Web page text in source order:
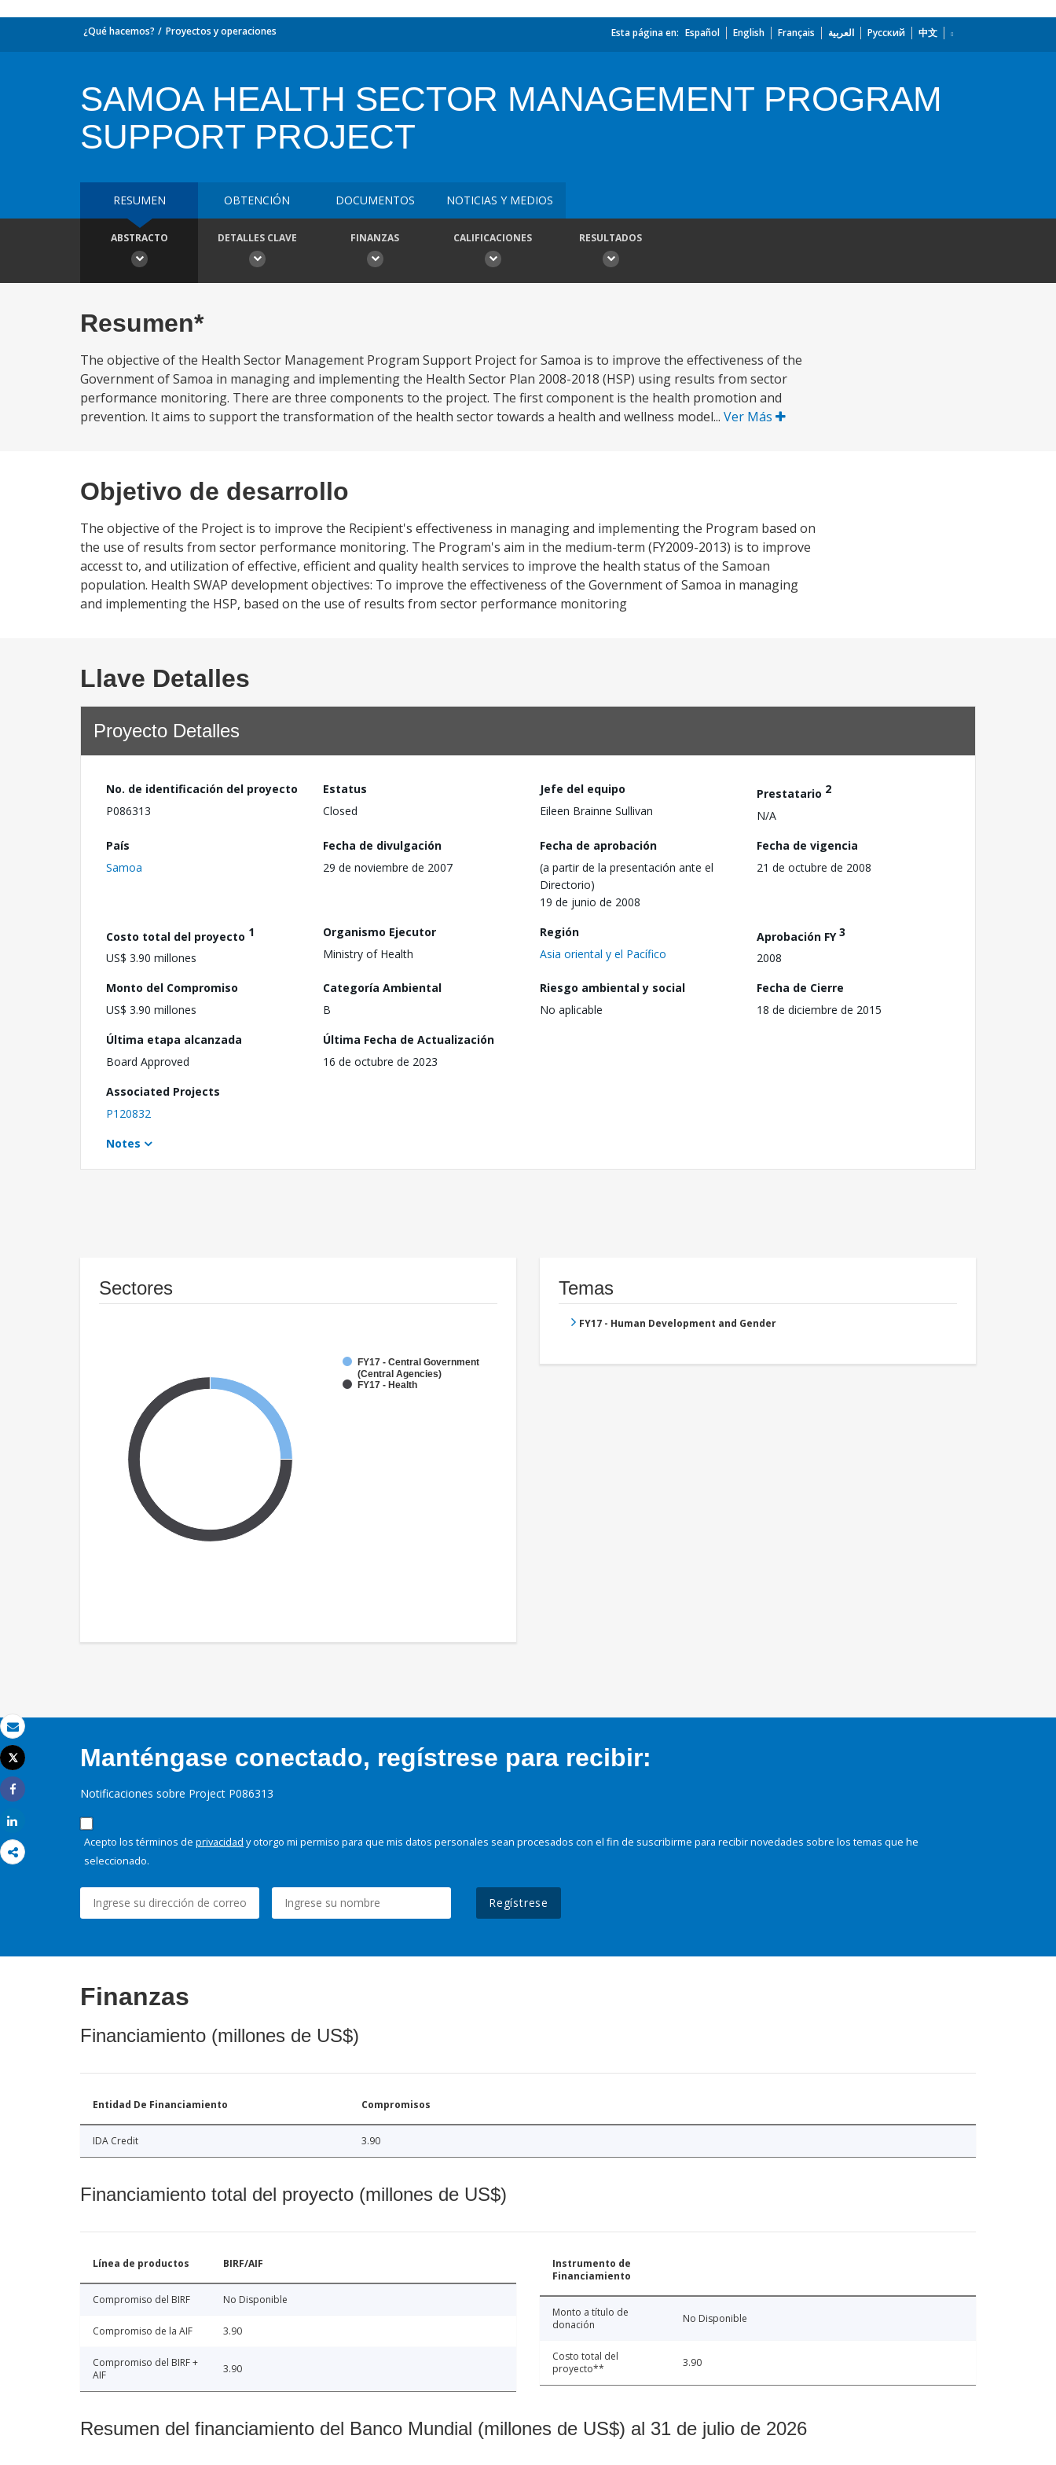
Correo electrónico
Imprimir
Tweet
Share
¿Qué hacemos? Proyectos y operaciones Esta página en: Español English Français العربية Русский 中文
SAMOA HEALTH SECTOR MANAGEMENT PROGRAM
SUPPORT PROJECT
RESUMEN OBTENCIÓN DOCUMENTOS NOTICIAS Y MEDIOS
ABSTRACTO DETALLES CLAVE FINANZAS CALIFICACIONES RESULTADOS
Resumen*
The objective of the Health Sector Management Program Support Project for Samoa is to improve the effectiveness of the
Government of Samoa in managing and implementing the Health Sector Plan 2008-2018 (HSP) using results from sector
performance monitoring. There are three components to the project. The first component is the health promotion and
prevention. It aims to support the transformation of the health sector towards a health and wellness model... Ver Más
Objetivo de desarrollo
The objective of the Project is to improve the Recipient's effectiveness in managing and implementing the Program based on
the use of results from sector performance monitoring. The Program's aim in the medium-term (FY2009-2013) is to improve
accesst to, and utilization of effective, efficient and quality health services to improve the health status of the Samoan
population. Health SWAP development objectives: To improve the effectiveness of the Government of Samoa in managing
and implementing the HSP, based on the use of results from sector performance monitoring
Llave Detalles
Proyecto Detalles
No. de identificación del proyecto
P086313
Estatus
Closed
Jefe del equipo
Eileen Brainne Sullivan
Prestatario 2
N/A
País
Samoa
Fecha de divulgación
29 de noviembre de 2007
Fecha de aprobación
(a partir de la presentación ante el
Directorio)
19 de junio de 2008
Fecha de vigencia
21 de octubre de 2008
Costo total del proyecto 1
US$ 3.90 millones
Organismo Ejecutor
Ministry of Health
Región
Asia oriental y el Pacífico
Aprobación FY3
2008
Monto del Compromiso
US$ 3.90 millones
Categoría Ambiental
B
Riesgo ambiental y social
No aplicable
Fecha de Cierre
18 de diciembre de 2015
Última etapa alcanzada
Board Approved
Última Fecha de Actualización
16 de octubre de 2023
Associated Projects
P120832
Notes
Sectores
FY17 - Central Government
(Central Agencies)
FY17 - Health
Temas
FY17 - Human Development and Gender
Manténgase conectado, regístrese para recibir:
Notificaciones sobre Project P086313
Acepto los términos de privacidad y otorgo mi permiso para que mis datos personales sean procesados con el fin de suscribirme para recibir novedades sobre los temas que he
seleccionado.
Regístrese
Finanzas
Financiamiento (millones de US$)
Entidad De Financiamiento Compromisos
IDA Credit 3.90
Financiamiento total del proyecto (millones de US$)
Línea de productos BIRF/AIF
Compromiso del BIRF No Disponible
Compromiso de la AIF 3.90
Compromiso del BIRF +
AIF
3.90
Instrumento de
Financiamiento
Monto a título de
donación
No Disponible
Costo total del
proyecto**
3.90
Resumen del financiamiento del Banco Mundial (millones de US$) al 31 de julio de 2026